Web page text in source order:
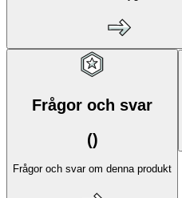
Frågor och svar
()
Frågor och svar om denna produkt